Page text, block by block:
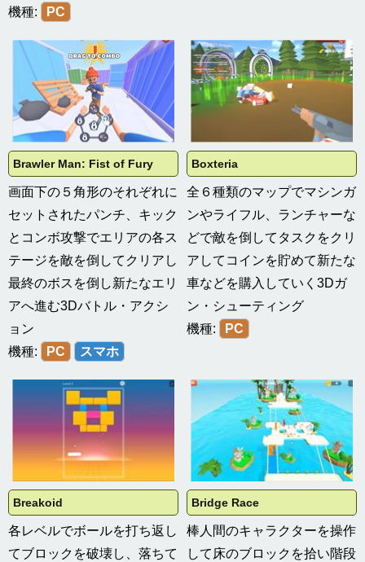
機種: PC
Brawler Man: Fist of Fury
画面下の５角形のそれぞれに
セットされたパンチ、キック
とコンボ攻撃でエリアの各ス
テージを敵を倒してクリアし
最終のボスを倒し新たなエリ
アへ進む3Dバトル・アクシ
ョン
機種:
PC スマホ
Boxteria
全６種類のマップでマシンガ
ンやライフル、ランチャーな
どで敵を倒してタスクをクリ
アしてコインを貯めて新たな
車などを購入していく3Dガ
ン・シューティング
機種:
PC
Breakoid
各レベルでボールを打ち返し
てブロックを破壊し、落ちて
Bridge Race
棒人間のキャラクターを操作
して床のブロックを拾い階段